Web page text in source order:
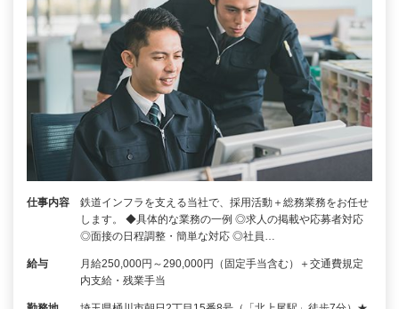
仕事内容
鉄道インフラを支える当社で、採用活動＋総務業務をお任せ
します。 ◆具体的な業務の一例 ◎求人の掲載や応募者対応
◎面接の日程調整・簡単な対応 ◎社員…
給与
月給250,000円～290,000円（固定手当含む）＋交通費規定
内支給・残業手当